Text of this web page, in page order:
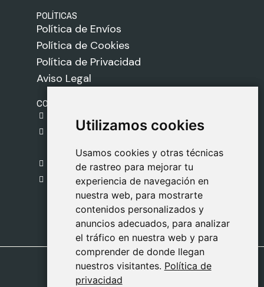
Utilizamos cookies
Usamos cookies y otras técnicas
de rastreo para mejorar tu
experiencia de navegación en
nuestra web, para mostrarte
contenidos personalizados y
anuncios adecuados, para analizar
el tráfico en nuestra web y para
comprender de donde llegan
nuestros visitantes. Política de
privacidad
Utilizamos cookies
Usamos cookies y otras técnicas
de rastreo para mejorar tu
experiencia de navegación en
nuestra web, para mostrarte
contenidos personalizados y
anuncios adecuados, para analizar
el tráfico en nuestra web y para
comprender de donde llegan
nuestros visitantes. Política de
privacidad
POLÍTICAS
Política de Envíos
Política de Cookies
Política de Privacidad
Aviso Legal
CONTACTO
C. del Pradillo, 6, 28770 Colmenar Viejo,
Madrid
918 459 877
Lunes a Viernes
09:00 - 13:00